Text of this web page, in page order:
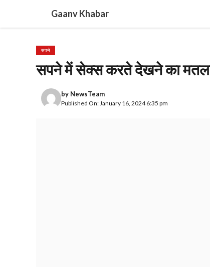
content
Gaanv Khabar
सपने
सपने में सेक्स करते देखने का
by NewsTeam
Published On: January 16, 2024 6:35 pm